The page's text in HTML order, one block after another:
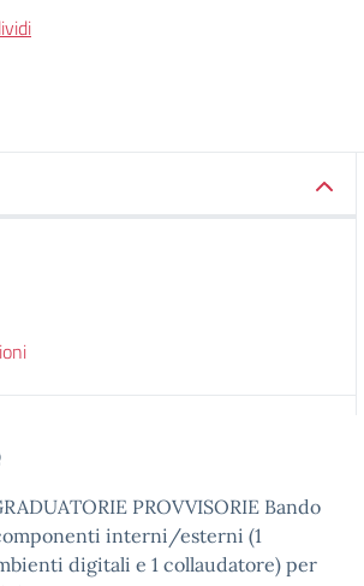
PROVVISORIE Bando
interni/esterni (1
digitali e 1 collaudatore) per